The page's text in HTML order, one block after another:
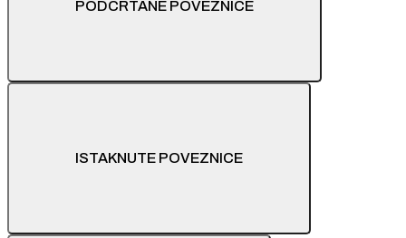
PODCRTANE POVEZNICE
ISTAKNUTE POVEZNICE